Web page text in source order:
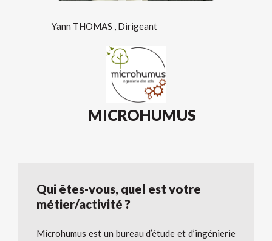
Yann THOMAS , Dirigeant
MICROHUMUS
Qui êtes-vous, quel est votre
métier/activité ?
Microhumus est un bureau d’étude et d’ingénierie